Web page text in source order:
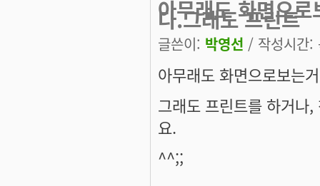
아무래도 화면으
다.그래도 프린트
글쓴이: 박영선 / 작성시간
아무래도 화면으로보는
그래도 프린트를 하거나
요.
^^;;